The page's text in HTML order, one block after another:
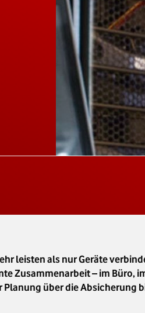
leisten als nur Geräte
Zusammenarbeit – im Büro,
über die Absicherung